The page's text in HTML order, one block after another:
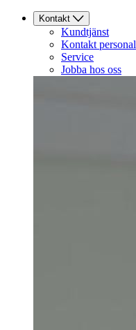
Kontakt
Kundtjänst
Kontakt personal
Service
Jobba hos oss